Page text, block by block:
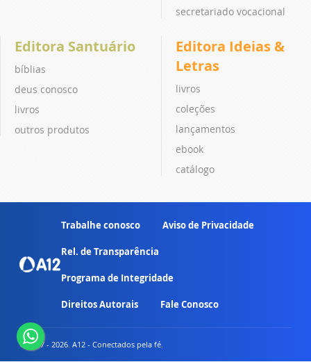
secretariado vocacional
Editora Santuário
bíblias
deus conosco
livros
outros produtos
Editora Ideias &
Letras
livros
coleções
lançamentos
ebook
catálogo
Trabalhe conosco Aviso de Privacidade
Rel. de Transparência
Programa de Integridade
Direitos Autorais Fale Conosco
© 2007 - 2026. A12 - Conectados pela fé.